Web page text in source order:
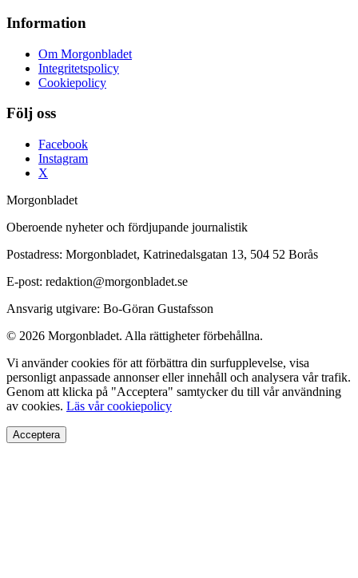
Information
Om Morgonbladet
Integritetspolicy
Cookiepolicy
Följ oss
Facebook
Instagram
X
Morgonbladet
Oberoende nyheter och fördjupande journalistik
Postadress: Morgonbladet, Katrinedalsgatan 13, 504 52 Borås
E-post: redaktion@morgonbladet.se
Ansvarig utgivare: Bo-Göran Gustafsson
© 2026 Morgonbladet. Alla rättigheter förbehållna.
Vi använder cookies för att förbättra din surfupplevelse, visa
personligt anpassade annonser eller innehåll och analysera vår trafik.
Genom att klicka på "Acceptera" samtycker du till vår användning
av cookies. Läs vår cookiepolicy
Acceptera